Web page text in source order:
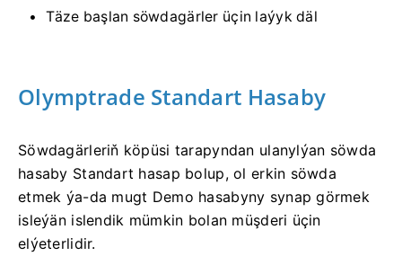
Täze başlan söwdagärler üçin laýyk däl
Olymptrade Standart Hasaby
Söwdagärleriň köpüsi tarapyndan ulanylýan söwda
hasaby Standart hasap bolup, ol erkin söwda
etmek ýa-da mugt Demo hasabyny synap görmek
isleýän islendik mümkin bolan müşderi üçin
elýeterlidir.